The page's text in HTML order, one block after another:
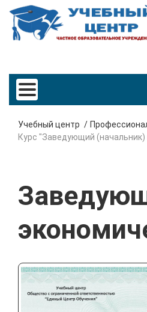
Учебный центр
Курс "Заведующий